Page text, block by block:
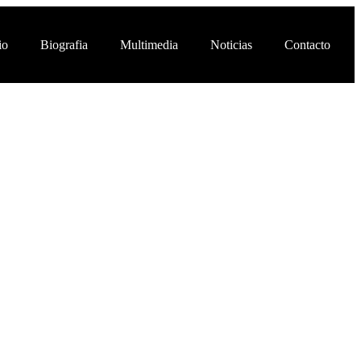
Biografia Multimedia Noticias Contacto